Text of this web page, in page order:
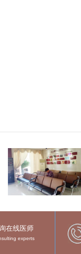
在线医师
experts